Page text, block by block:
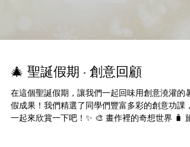
🎄 聖誕假期 · 創意回顧